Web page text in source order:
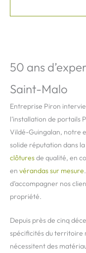
50 ans
Saint-Malo
Entreprise Piron
l’installation de portails
Vildé-Guingalan, notre
solide réputation dans
clôturesde qualité, en
en vérandas sur mesure
d’accompagner nos
propriété.
Depuis près de cinq
spécificités du territoire
nécessitent des